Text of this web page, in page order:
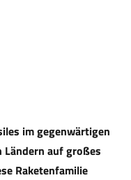
im gegenwärtigen
Ländern auf großes
Raketenfamilie